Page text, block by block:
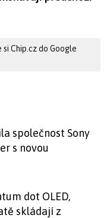
Chip.cz do Google
společnost Sony
s novou
dot OLED,
skládají z